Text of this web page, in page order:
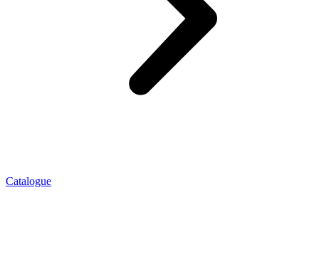
Catalogue